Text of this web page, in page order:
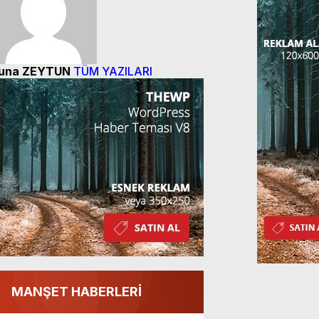
ZEYTUN TÜM YAZILARI
MANŞET HABERLERİ